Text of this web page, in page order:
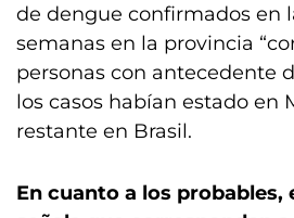
de dengue confirmados en
semanas en la provincia
personas con antecedente
los casos habían estado en
restante en Brasil.
En cuanto a los